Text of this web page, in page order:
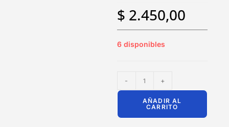
$ 2.450,00
6 disponibles
- +
AÑADIR AL
CARRITO